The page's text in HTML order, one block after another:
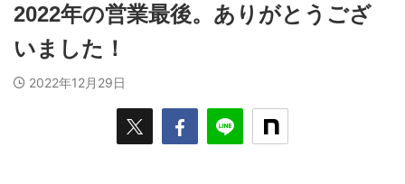
2022年の営業最後。ありがとうござ
いました！
2022年12月29日